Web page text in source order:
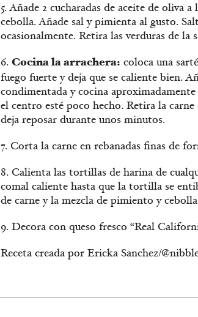
5. Añade 2 cucharadas de aceite de oliva
cebolla. Añade sal y pimienta al gusto.
ocasionalmente. Retira las verduras de la
6. Cocina la arrachera: coloca una
fuego fuerte y deja que se caliente bien.
condimentada y cocina
el centro esté poco hecho. Retira la
deja reposar durante unos minutos.
7. Corta la carne en rebanadas finas de
8. Calienta las tortillas de harina de
comal caliente hasta que la tortilla se
de carne y la mezcla de pimiento y
9. Decora con queso fresco “Real
Receta creada por Ericka Sanchez/